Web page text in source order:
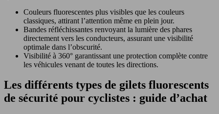
Couleurs fluorescentes plus visibles que les couleurs
classiques, attirant l’attention même en plein jour.
Bandes réfléchissantes renvoyant la lumière des phares
directement vers les conducteurs, assurant une visibilité
optimale dans l’obscurité.
Visibilité à 360° garantissant une protection complète contre
les véhicules venant de toutes les directions.
Les différents types de gilets fluorescents
de sécurité pour cyclistes : guide d’achat